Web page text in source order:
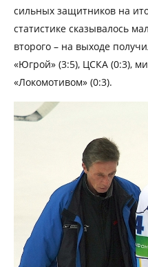
сильных защитников на
статистике сказывалось
второго – на выходе
«Югрой» (3:5), ЦСКА (0:3),
«Локомотивом» (0:3).